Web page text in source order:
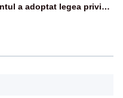
a adoptat legea privind